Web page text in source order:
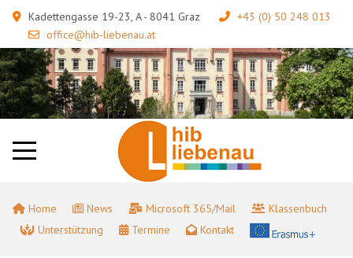
Kadettengasse 19-23, A - 8041 Graz
+43 (0) 50 248 013
office@hib-liebenau.at
Home News Microsoft 365/Mail
Klassenbuch
Unterstützung
Termine Kontakt